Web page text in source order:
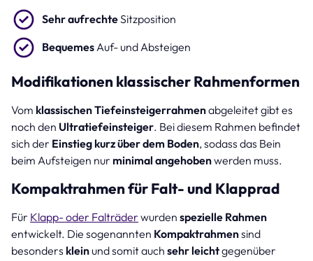
Sehr aufrechteSitzposition
Bequemes Auf- und Absteigen
Modifikationen klassischer Rahmenformen
Vom klassischen Tiefeinsteigerrahmenabgeleitet gibt es
noch den Ultratiefeinsteiger. Bei diesem Rahmen befindet
sich der Einstieg kurz über dem Boden, sodass das Bein
beim Aufsteigen nur minimal angehobenwerden muss.
Kompaktrahmen für Falt- und Klapprad
Für Klapp- oder Falträder wurden spezielle Rahmen
entwickelt. Die sogenannten Kompaktrahmensind
besonders klein und somit auch sehr leichtgegenüber